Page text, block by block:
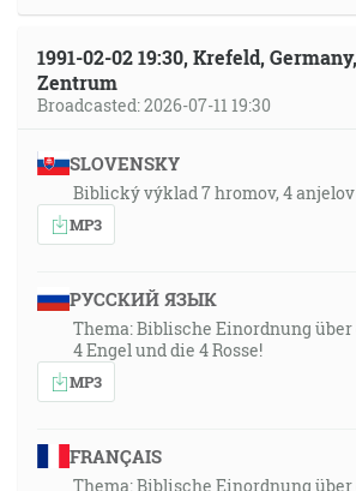
1991-02-02 19:30, Krefeld,
Zentrum
Broadcasted: 2026-07-11 19:30
SLOVENSKY
Biblický výklad 7 hromov, 4
MP3
РУССКИЙ ЯЗЫК
Thema: Biblische Einordnung über
4 Engel und die 4 Rosse!
MP3
FRANÇAIS
Thema: Biblische Einordnung über